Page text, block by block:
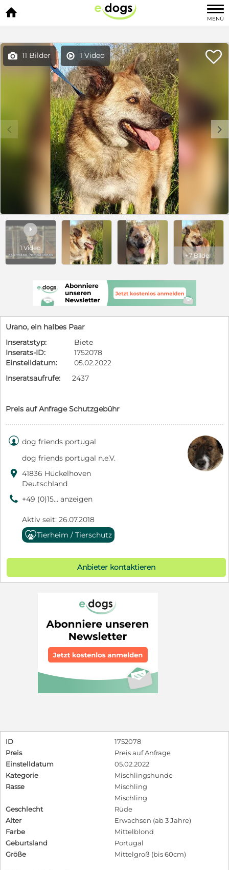

MENÜ
 11 Bilder  1 Video 
c d

1 Video
+7 Bilder
Urano, ein halbes Paar
Inseratstyp:
Biete
Inserats-ID:
1752078
Einstelldatum:
05.02.2022
Inseratsaufrufe:
2437
Preis auf Anfrage Schutzgebühr
 dog friends portugal
dog friends portugal n.e.V.
 41836 Hückelhoven
Deutschland
9 +49 (0)15... anzeigen
Aktiv seit: 26.07.2018
Tierheim / Tierschutz
Anbieter kontaktieren
ID
1752078
Preis
Preis auf Anfrage
Einstelldatum
05.02.2022
Kategorie
Mischlingshunde
Rasse
Mischling
Mischling
Geschlecht
Rüde
Alter
Erwachsen (ab 3 Jahre)
Farbe
Mittelblond
Geburtsland
Portugal
Größe
Mittelgroß (bis 60cm)